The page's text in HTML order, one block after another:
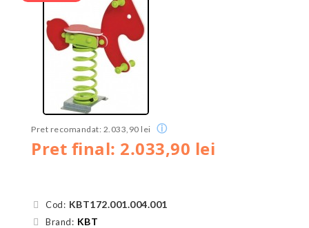
Pret final: 2.033,90 lei
Pret recomandat: 2.033,90 lei ⓘ
Cod: KBT172.001.004.001
Brand: KBT